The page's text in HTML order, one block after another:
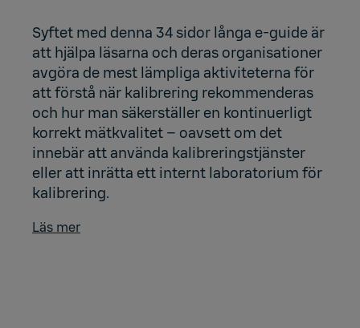
Syftet med denna 34 sidor långa e-guide är
att hjälpa läsarna och deras organisationer
avgöra de mest lämpliga aktiviteterna för
att förstå när kalibrering rekommenderas
och hur man säkerställer en kontinuerligt
korrekt mätkvalitet – oavsett om det
innebär att använda kalibreringstjänster
eller att inrätta ett internt laboratorium för
kalibrering.
Läs mer